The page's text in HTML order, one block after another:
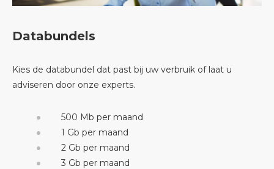
Databundels
Kies de databundel dat past bij uw verbruik of laat u
adviseren door onze experts.
500 Mb per maand
1 Gb per maand
2 Gb per maand
3 Gb per maand